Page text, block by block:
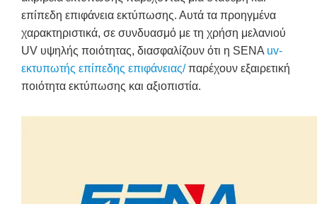
επίπεδη επιφάνεια εκτύπωσης. Αυτά τα προηγμένα
χαρακτηριστικά, σε συνδυασμό με τη χρήση μελανιού
UV υψηλής ποιότητας, διασφαλίζουν ότι η SENA uv-
εκτυπωτής επίπεδης επιφάνειας/παρέχουν εξαιρετική
ποιότητα εκτύπωσης και αξιοπιστία.